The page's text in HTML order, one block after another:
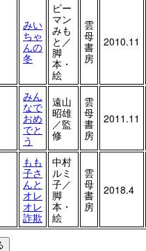
みい
ちゃ
んの
冬
ピー
マン
みも
と／
脚
本・
絵
雲
母
書
房
2010.11
みん
なで
おめ
でと
う
遠山
昭雄
／監
修
雲
母
書
房
2011.11
もも
子さ
んと
オレ
オレ
詐欺
中村
ルミ
子／
脚
本・
絵
雲
母
書
房
2018.4